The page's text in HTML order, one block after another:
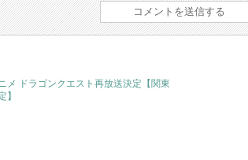
メ ドラゴンクエスト再放送決定【関東
】